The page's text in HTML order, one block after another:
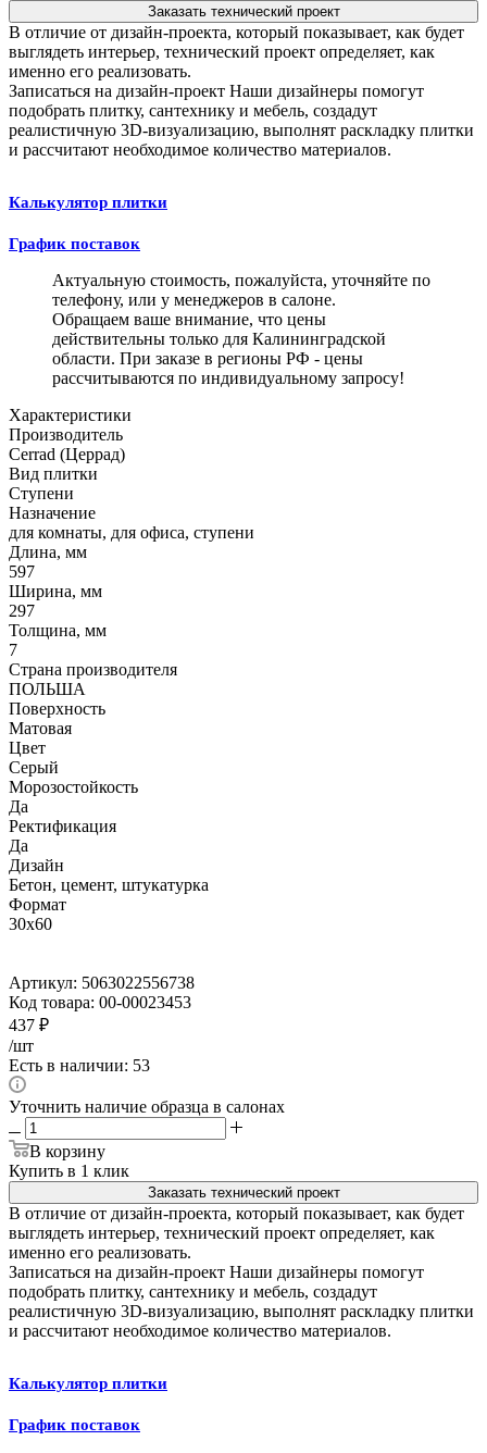
Заказать технический проект
В отличие от дизайн-проекта, который показывает, как будет
выглядеть интерьер, технический проект определяет, как
именно его реализовать.
Записаться на дизайн-проект Наши дизайнеры помогут
подобрать плитку, сантехнику и мебель, создадут
реалистичную 3D-визуализацию, выполнят раскладку плитки
и рассчитают необходимое количество материалов.
Калькулятор плитки
График поставок
Актуальную стоимость, пожалуйста, уточняйте по
телефону, или у менеджеров в салоне.
Обращаем ваше внимание, что цены
действительны только для Калининградской
области. При заказе в регионы РФ - цены
рассчитываются по индивидуальному запросу!
Характеристики
Производитель
Cerrad (Церрад)
Вид плитки
Ступени
Назначение
для комнаты, для офиса, ступени
Длина, мм
597
Ширина, мм
297
Толщина, мм
7
Страна производителя
ПОЛЬША
Поверхность
Матовая
Цвет
Серый
Морозостойкость
Да
Ректификация
Да
Дизайн
Бетон, цемент, штукатурка
Формат
30x60
Артикул: 5063022556738
Код товара: 00-00023453
437 ₽
/шт
Есть в наличии: 53
Уточнить наличие образца в салонах
В корзину
Купить в 1 клик
Заказать технический проект
В отличие от дизайн-проекта, который показывает, как будет
выглядеть интерьер, технический проект определяет, как
именно его реализовать.
Записаться на дизайн-проект Наши дизайнеры помогут
подобрать плитку, сантехнику и мебель, создадут
реалистичную 3D-визуализацию, выполнят раскладку плитки
и рассчитают необходимое количество материалов.
Калькулятор плитки
График поставок